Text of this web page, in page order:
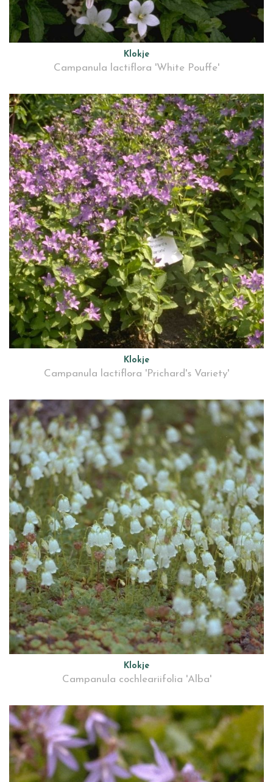
Klokje
Campanula lactiflora 'White Pouffe'
Klokje
Campanula lactiflora 'Prichard's Variety'
Klokje
Campanula cochleariifolia 'Alba'